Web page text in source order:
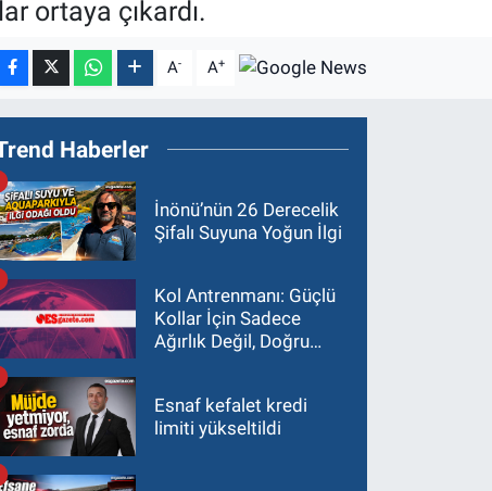
ortaya çıkardı.
A- A+
Haberler
İnönü’nün 26 Derecelik
Şifalı Suyuna Yoğun İlgi
Kol Antrenmanı: Güçlü
Kollar İçin Sadece
Ağırlık Değil, Doğru
Esnaf kefalet kredi
limiti yükseltildi